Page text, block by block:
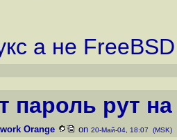
а не FreeBSD
пароль рут
Orange on 20-Май-04, 18:07 (MSK)